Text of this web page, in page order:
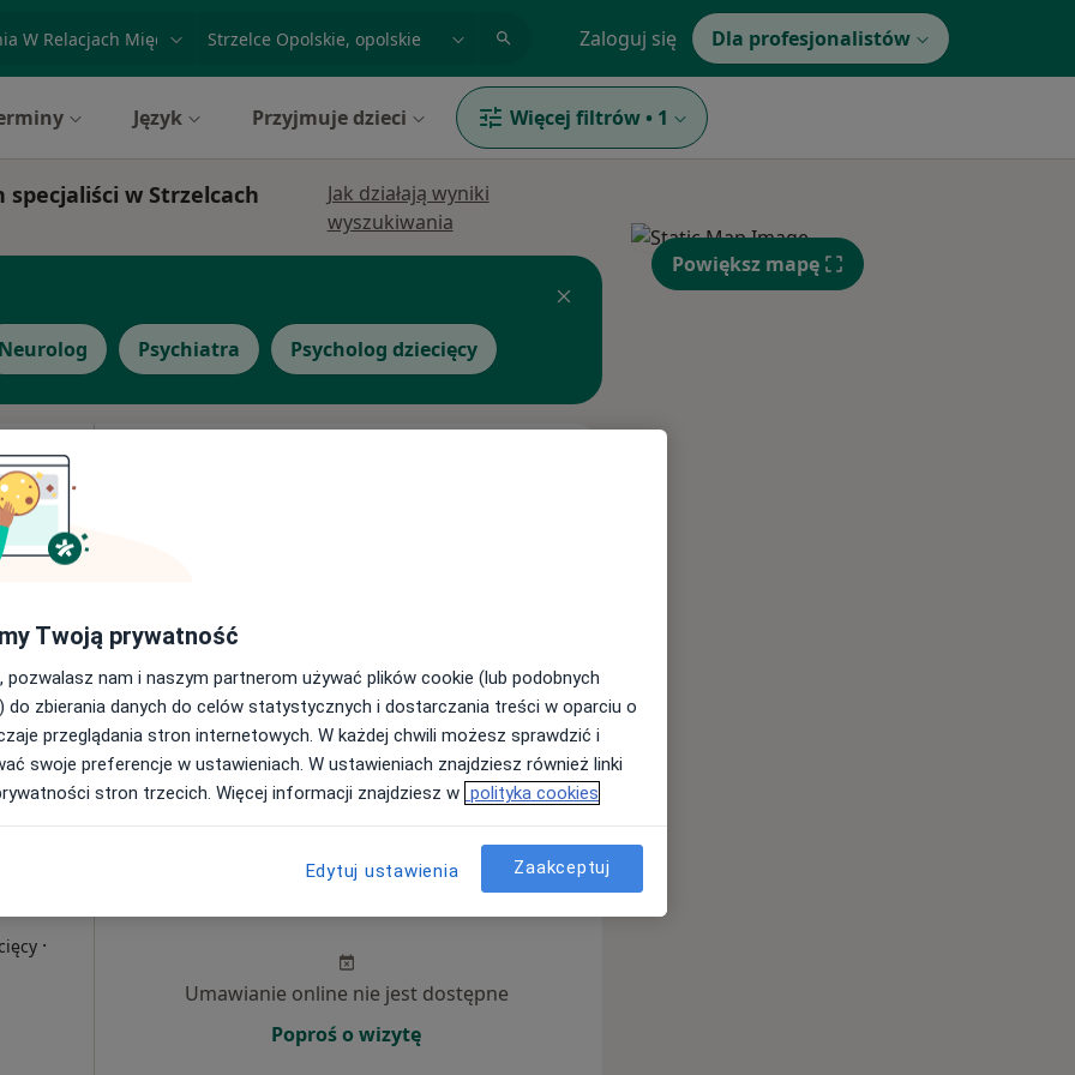
Zaloguj się Dla profesjonalistów
Język Przyjmuje dzieci Więcej filtrów • 1
w Strzelcach
Jak działają wyniki
wyszukiwania
Neurolog Psychiatra Psycholog dziecięcy
190 zł
·
Jutro Ndz, Pon, Wt,
Umawianie online nie jest dostępne
Poproś o wizytę
Powiększ mapę
Twoją prywatność
pozwalasz nam i naszym partnerom używać plików cookie (lub podobnych
do zbierania danych do celów statystycznych i dostarczania treści w oparciu o
przeglądania stron internetowych. W każdej chwili możesz sprawdzić i
swoje preferencje w ustawieniach. W ustawieniach znajdziesz również linki
stron trzecich. Więcej informacji znajdziesz w polityka cookies
Edytuj ustawienia Zaakceptuj